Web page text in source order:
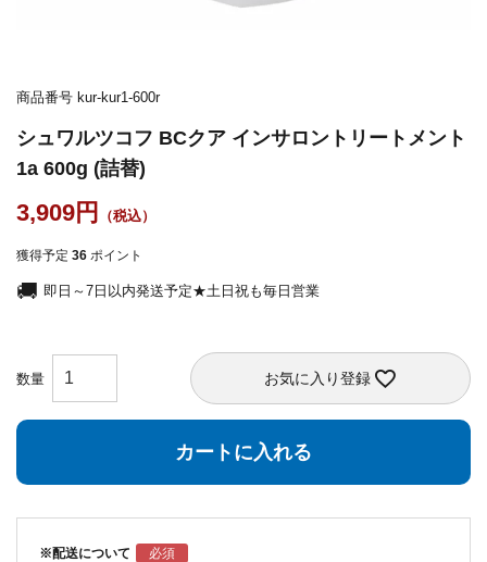
商品番号 kur-kur1-600r
シュワルツコフ BCクア インサロントリートメント
1a 600g (詰替)
3,909
獲得予定 36 ポイント
即日～7日以内発送予定★土日祝も毎日営業
お気に入り登録
カートに入れる
※配送について